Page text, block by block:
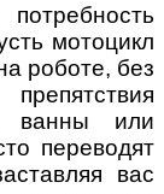
мотоцикл
роботе, без
ванны или
переводят
вас